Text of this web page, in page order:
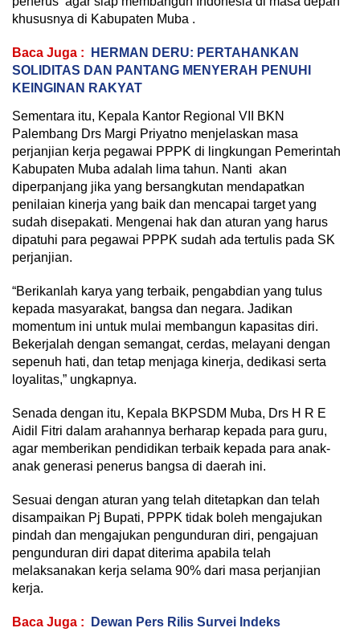
khususnya di Kabupaten Muba .
Baca Juga :
HERMAN DERU: PERTAHANKAN
SOLIDITAS DAN PANTANG MENYERAH PENUHI
KEINGINAN RAKYAT
Sementara itu, Kepala Kantor Regional VII BKN
Palembang Drs Margi Priyatno menjelaskan masa
perjanjian kerja pegawai PPPK di lingkungan Pemerintah
Kabupaten Muba adalah lima tahun. Nanti akan
diperpanjang jika yang bersangkutan mendapatkan
penilaian kinerja yang baik dan mencapai target yang
sudah disepakati. Mengenai hak dan aturan yang harus
dipatuhi para pegawai PPPK sudah ada tertulis pada SK
perjanjian.
“Berikanlah karya yang terbaik, pengabdian yang tulus
kepada masyarakat, bangsa dan negara. Jadikan
momentum ini untuk mulai membangun kapasitas diri.
Bekerjalah dengan semangat, cerdas, melayani dengan
sepenuh hati, dan tetap menjaga kinerja, dedikasi serta
loyalitas,” ungkapnya.
Senada dengan itu, Kepala BKPSDM Muba, Drs H R E
Aidil Fitri dalam arahannya berharap kepada para guru,
agar memberikan pendidikan terbaik kepada para anak-
anak generasi penerus bangsa di daerah ini.
Sesuai dengan aturan yang telah ditetapkan dan telah
disampaikan Pj Bupati, PPPK tidak boleh mengajukan
pindah dan mengajukan pengunduran diri, pengajuan
pengunduran diri dapat diterima apabila telah
melaksanakan kerja selama 90% dari masa perjanjian
kerja.
Baca Juga : Dewan Pers Rilis Survei Indeks